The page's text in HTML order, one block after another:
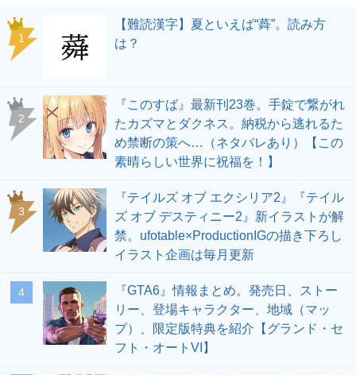
1
【難読漢字】夏といえば“蕣”。読み方
は？
2
『このすば』最新刊23巻。手錠で繋がれ
たカズマとダクネス。納税から逃れるた
め禁断の策へ…（ネタバレあり）【この
素晴らしい世界に祝福を！】
3
『テイルズ オブ エクシリア2』『テイル
ズ オブ デスティニー2』新イラストが解
禁。ufotable×ProductionIGの描き下ろし
イラスト企画は毎月更新
4
『GTA6』情報まとめ。発売日、ストー
リー、登場キャラクター、地域（マッ
プ）、限定版特典を紹介【グランド・セ
フト・オートVI】